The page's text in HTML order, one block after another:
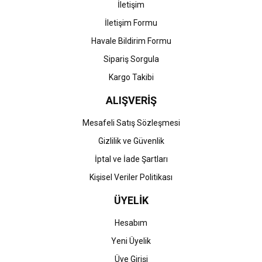
Gönder
İletişim
İletişim Formu
Havale Bildirim Formu
Sipariş Sorgula
Kargo Takibi
ALIŞVERİŞ
Mesafeli Satış Sözleşmesi
Gizlilik ve Güvenlik
İptal ve İade Şartları
Kişisel Veriler Politikası
ÜYELİK
Hesabım
Yeni Üyelik
Üye Girişi